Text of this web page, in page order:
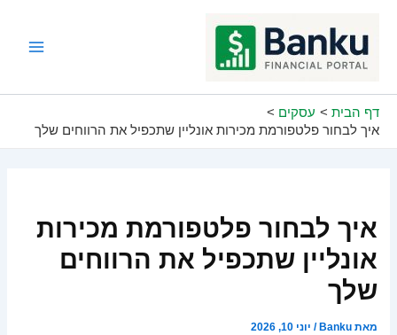
דף הבית
עסקים
איך לבחור פלטפורמת מכירות אונליין שתכפיל את הרווחים שלך
איך לבחור פלטפורמת מכירות
אונליין שתכפיל את הרווחים
שלך
מאתBanku
/ יוני 10, 2026